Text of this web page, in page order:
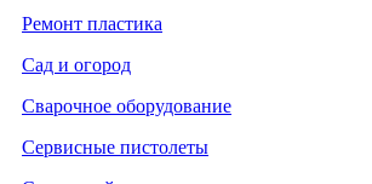
Ремонт пластика
Сад и огород
Сварочное оборудование
Сервисные пистолеты